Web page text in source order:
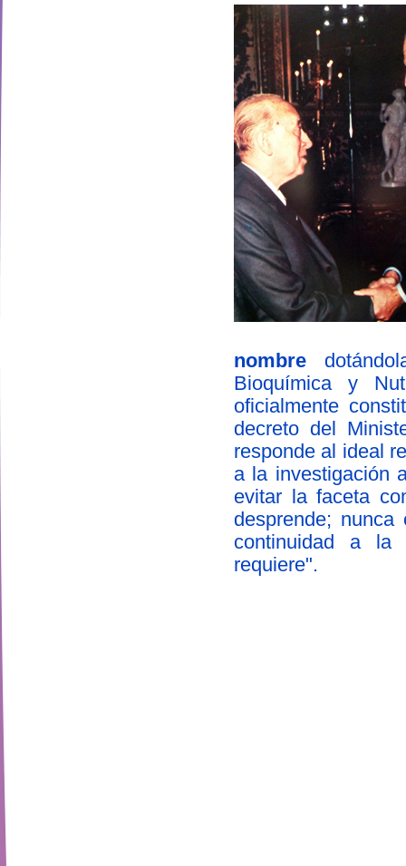
nombre
Bioquímica y
oficialmente
decreto del
responde al ideal
a la investigación
evitar la faceta
desprende;
continuidad a la
requiere".